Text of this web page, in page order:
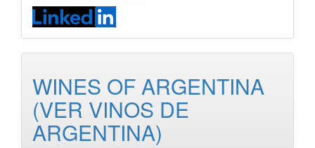
WINES OF ARGENTINA
(VER VINOS DE
ARGENTINA)